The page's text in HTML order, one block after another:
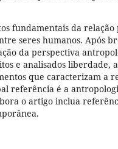
fundamentais da relação
seres humanos. Após
da perspectiva
e analisados liberdade,
que caracterizam a
referência é a
o artigo inclua